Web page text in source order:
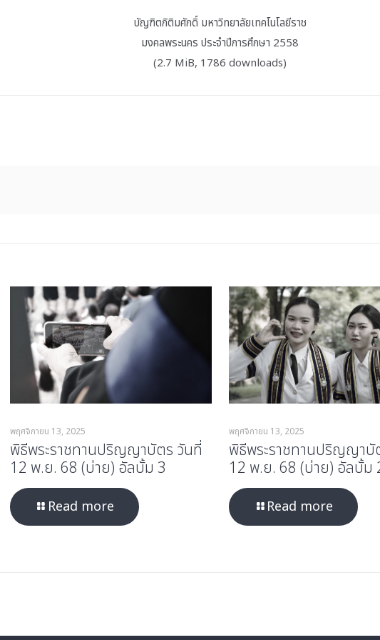
บัญฑิตกิติมศักดิ์ มหาวิทยาลัยเทคโนโลยีราช
มงคลพระนคร ประจำปีการศึกษา 2558
(2.7 MiB, 1786 downloads)
พฤศจิกายน 13, 2025
พิธีพระราชทานปริญญาบัตร วันที่
12 พ.ย. 68 (บ่าย) อัลบั้ม 3
Read more
พฤศจิกายน 13, 2025
พิธีพระราชทานปริญญาบั
12 พ.ย. 68 (บ่าย) อัลบั้ม
Read more